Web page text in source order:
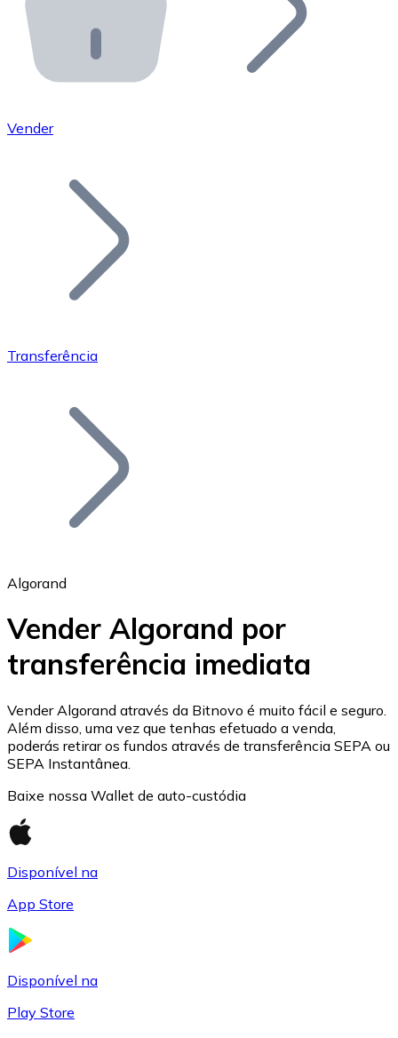
API Bitnovo
Integre nossa API no seu ecossistema.
Junte-se à nossa rede de revendedores e comercialize
Adicione o token do seu projeto ao nosso serviço de
Bitcoin
Ethereum
ETH
Vender
Transferência
Algorand
Vender Algorand por
transferência imediata
Vender Algorand através da Bitnovo é muito fácil e seguro.
Além disso, uma vez que tenhas efetuado a venda,
poderás retirar os fundos através de transferência SEPA ou
SEPA Instantânea.
Baixe nossa Wallet de auto-custódia
Disponível na
App Store
Disponível na
Play Store